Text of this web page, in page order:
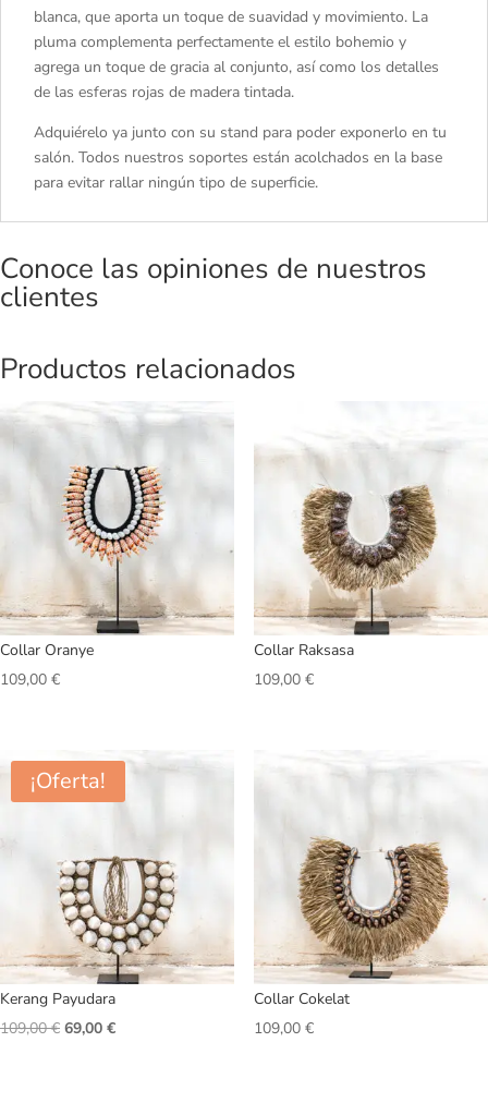
blanca, que aporta un toque de suavidad y movimiento. La
pluma complementa perfectamente el estilo bohemio y
agrega un toque de gracia al conjunto, así como los detalles
de las esferas rojas de madera tintada.
Adquiérelo ya junto con su stand para poder exponerlo en tu
salón. Todos nuestros soportes están acolchados en la base
para evitar rallar ningún tipo de superficie.
Conoce las opiniones de nuestros
clientes
Productos relacionados
Collar Oranye
109,00 €
Collar Raksasa
109,00 €
¡Oferta!
Kerang Payudara
109,00€ El
69,00 €El
Collar Cokelat
109,00 €